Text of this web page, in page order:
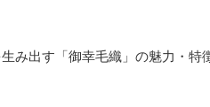
み出す「御幸毛織」の魅力・特